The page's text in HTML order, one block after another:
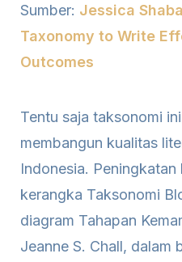
Sumber: Jessica
Taxonomy to Write
Outcomes
Tentu saja taksonomi
membangun kualitas
Indonesia.
kerangka Taksonomi
diagram Tahapan
Jeanne S. Chall, dalam